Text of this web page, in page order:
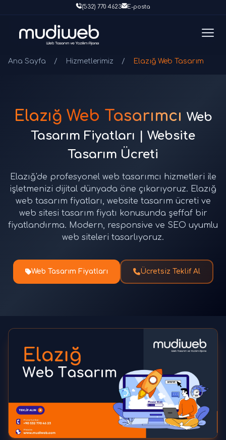
(532) 770 4623 E-posta
Ana Sayfa / Hizmetlerimiz / Elazığ Web Tasarım
Elazığ Web Tasarımcı Web
Tasarım Fiyatları | Website
Tasarım Ücreti
Elazığ'de profesyonel web tasarımcı hizmetleri ile
işletmenizi dijital dünyada öne çıkarıyoruz. Elazığ
web tasarım fiyatları, website tasarım ücreti ve
web sitesi tasarım fiyatı konusunda şeffaf bir
fiyatlandırma. Modern, responsive ve SEO uyumlu
web siteleri tasarlıyoruz.
Web Tasarım Fiyatları Ücretsiz Teklif Al